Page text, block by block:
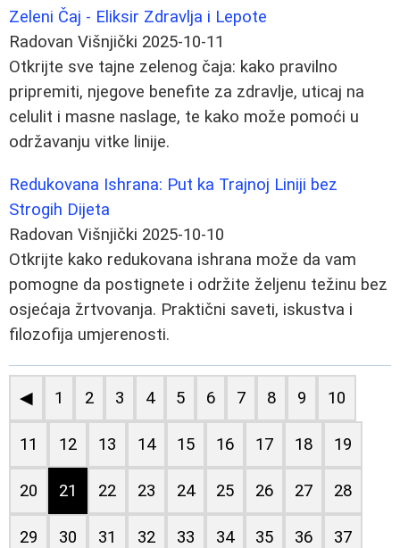
Zeleni Čaj - Eliksir Zdravlja i Lepote
Radovan Višnjički 2025-10-11
Otkrijte sve tajne zelenog čaja: kako pravilno
pripremiti, njegove benefite za zdravlje, uticaj na
celulit i masne naslage, te kako može pomoći u
održavanju vitke linije.
Redukovana Ishrana: Put ka Trajnoj Liniji bez
Strogih Dijeta
Radovan Višnjički 2025-10-10
Otkrijte kako redukovana ishrana može da vam
pomogne da postignete i održite željenu težinu bez
osjećaja žrtvovanja. Praktični saveti, iskustva i
filozofija umjerenosti.
◀ 1 2 3 4 5 6 7 8 9 10
11 12 13 14 15 16 17 18 19
20 21 22 23 24 25 26 27 28
29 30 31 32 33 34 35 36 37